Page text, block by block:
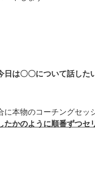
日は〇〇について話した
に本物のコーチングセッ
たかのように順番ずつセ